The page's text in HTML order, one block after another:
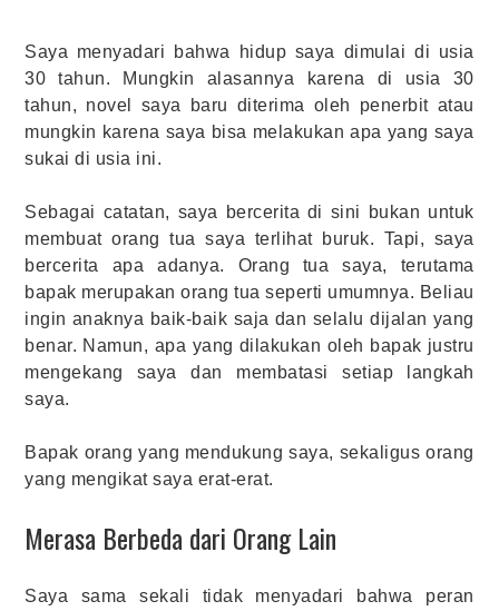
Saya menyadari bahwa hidup saya dimulai di usia
30 tahun. Mungkin alasannya karena di usia 30
tahun, novel saya baru diterima oleh penerbit atau
mungkin karena saya bisa melakukan apa yang saya
sukai di usia ini.
Sebagai catatan, saya bercerita di sini bukan untuk
membuat orang tua saya terlihat buruk. Tapi, saya
bercerita apa adanya. Orang tua saya, terutama
bapak merupakan orang tua seperti umumnya. Beliau
ingin anaknya baik-baik saja dan selalu dijalan yang
benar. Namun, apa yang dilakukan oleh bapak justru
mengekang saya dan membatasi setiap langkah
saya.
Bapak orang yang mendukung saya, sekaligus orang
yang mengikat saya erat-erat.
Merasa Berbeda dari Orang Lain
Saya sama sekali tidak menyadari bahwa peran